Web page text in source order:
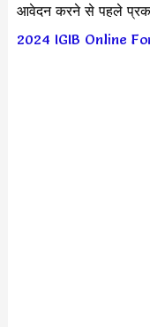
आवेदन करने से पहले
2024 IGIB Online